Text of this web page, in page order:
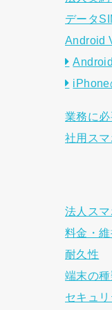
データ
Android
iPhone
業務に
社用ス
法人ス
料金・
耐久性
端末の
セキュリ